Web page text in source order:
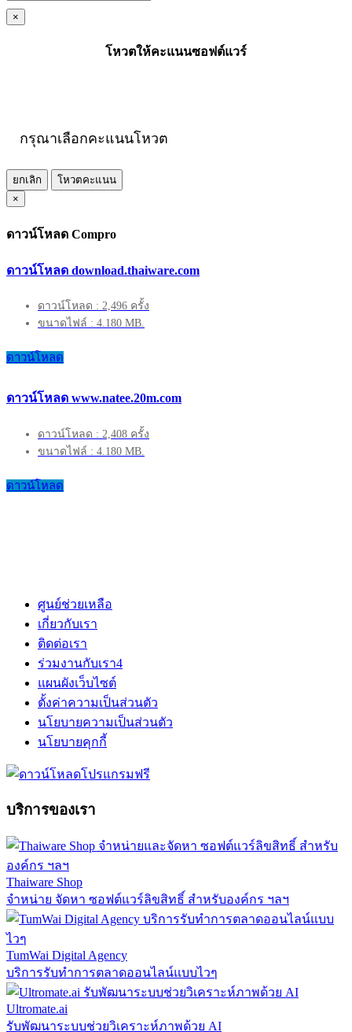
×
โหวตให้คะแนนซอฟต์แวร์
กรุณาเลือกคะแนนโหวต
ยกเลิก
โหวตคะแนน
×
ดาวน์โหลด Compro
ดาวน์โหลด download.thaiware.com
ดาวน์โหลด : 2,496 ครั้ง
ขนาดไฟล์ : 4.180 MB.
ดาวน์โหลด
ดาวน์โหลด www.natee.20m.com
ดาวน์โหลด : 2,408 ครั้ง
ขนาดไฟล์ : 4.180 MB.
ดาวน์โหลด
ศูนย์ช่วยเหลือ
เกี่ยวกับเรา
ติดต่อเรา
ร่วมงานกับเรา4
แผนผังเว็บไซต์
ตั้งค่าความเป็นส่วนตัว
นโยบายความเป็นส่วนตัว
นโยบายคุกกี้
บริการของเรา
Thaiware Shop
จำหน่าย จัดหา ซอฟต์แวร์ลิขสิทธิ์ สำหรับองค์กร ฯลฯ
TumWai Digital Agency
บริการรับทำการตลาดออนไลน์แบบไวๆ
Ultromate.ai
รับพัฒนาระบบช่วยวิเคราะห์ภาพด้วย AI